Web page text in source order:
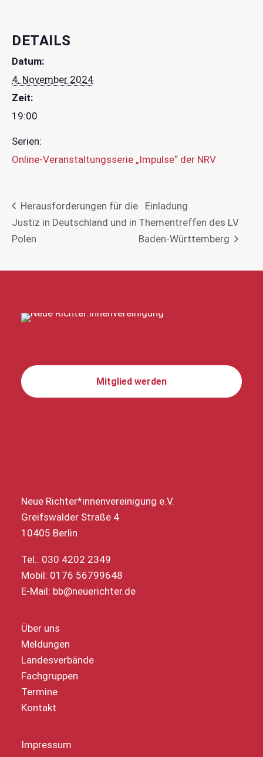
DETAILS
Datum:
4. November 2024
Zeit:
19:00
Serien:
Online-Veranstaltungsserie „Impulse“ der NRV
Herausforderungen für die
Justiz in Deutschland und in
Polen
Einladung
Thementreffen des LV
Baden-Württemberg
Mitglied werden
Neue Richter*innenvereinigung e.V.
Greifswalder Straße 4
10405 Berlin
Tel.: 030 4202 2349
Mobil: 0176 56799648
E-Mail: bb@neuerichter.de
Über uns
Meldungen
Landesverbände
Fachgruppen
Termine
Kontakt
Impressum